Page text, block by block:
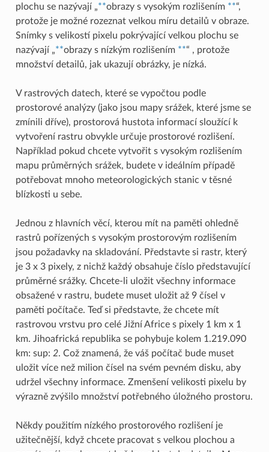
plochu se nazývají „**obrazy s vysokým rozlišením **“,
protože je možné rozeznat velkou míru detailů v obraze.
Snímky s velikostí pixelu pokrývající velkou plochu se
nazývají „**obrazy s nízkým rozlišením **“ , protože
množství detailů, jak ukazují obrázky, je nízká.
V rastrových datech, které se vypočtou podle
prostorové analýzy (jako jsou mapy srážek, které jsme se
zmínili dříve), prostorová hustota informací sloužící k
vytvoření rastru obvykle určuje prostorové rozlišení.
Například pokud chcete vytvořit s vysokým rozlišením
mapu průměrných srážek, budete v ideálním případě
potřebovat mnoho meteorologických stanic v těsné
blízkosti u sebe.
Jednou z hlavních věcí, kterou mít na paměti ohledně
rastrů pořízených s vysokým prostorovým rozlišením
jsou požadavky na skladování. Představte si rastr, který
je 3 x 3 pixely, z nichž každý obsahuje číslo představující
průměrné srážky. Chcete-li uložit všechny informace
obsažené v rastru, budete muset uložit až 9 čísel v
paměti počítače. Teď si představte, že chcete mít
rastrovou vrstvu pro celé Jižní Africe s pixely 1 km x 1
km. Jihoafrická republika se pohybuje kolem 1.219.090
km: sup: 2. Což znamená, že váš počítač bude muset
uložit více než milion čísel na svém pevném disku, aby
udržel všechny informace. Zmenšení velikosti pixelu by
výrazně zvýšilo množství potřebného úložného prostoru.
Někdy použitím nízkého prostorového rozlišení je
užitečnější, když chcete pracovat s velkou plochou a